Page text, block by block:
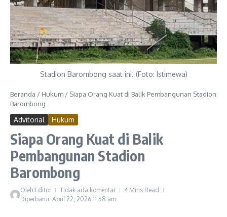
Stadion Barombong saat ini. (Foto: Istimewa)
Beranda / Hukum / Siapa Orang Kuat di Balik Pembangunan Stadion
Barombong
Advitorial Hukum
Siapa Orang Kuat di Balik
Pembangunan Stadion
Barombong
Oleh Editor Tidak ada komentar
4 Mins Read
Diperbarui: April 22, 2026 11:58 am